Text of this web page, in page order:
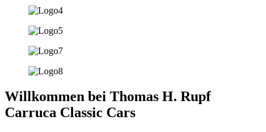
Will­kom­men bei Tho­mas H. Rupf
Car­ru­ca Clas­sic Cars